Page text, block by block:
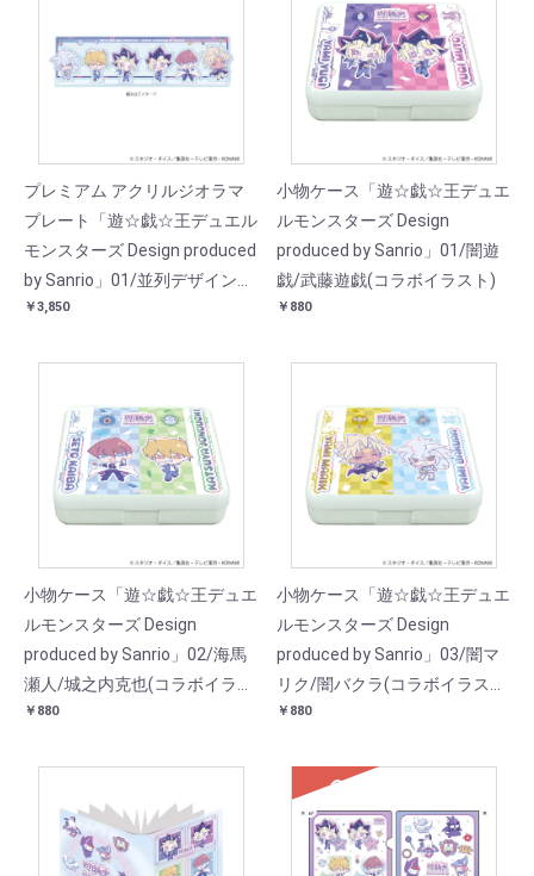
プレミアム アクリルジオラマ
プレート「遊☆戯☆王デュエル
モンスターズ Design produced
by Sanrio」01/並列デザイン
(コラボイラスト)
￥3,850
小物ケース「遊☆戯☆王デュエ
ルモンスターズ Design
produced by Sanrio」01/闇遊
戯/武藤遊戯(コラボイラスト)
￥880
小物ケース「遊☆戯☆王デュエ
ルモンスターズ Design
produced by Sanrio」02/海馬
瀬人/城之内克也(コラボイラス
ト)
￥880
小物ケース「遊☆戯☆王デュエ
ルモンスターズ Design
produced by Sanrio」03/闇マ
リク/闇バクラ(コラボイラス
ト)
￥880
SOLD